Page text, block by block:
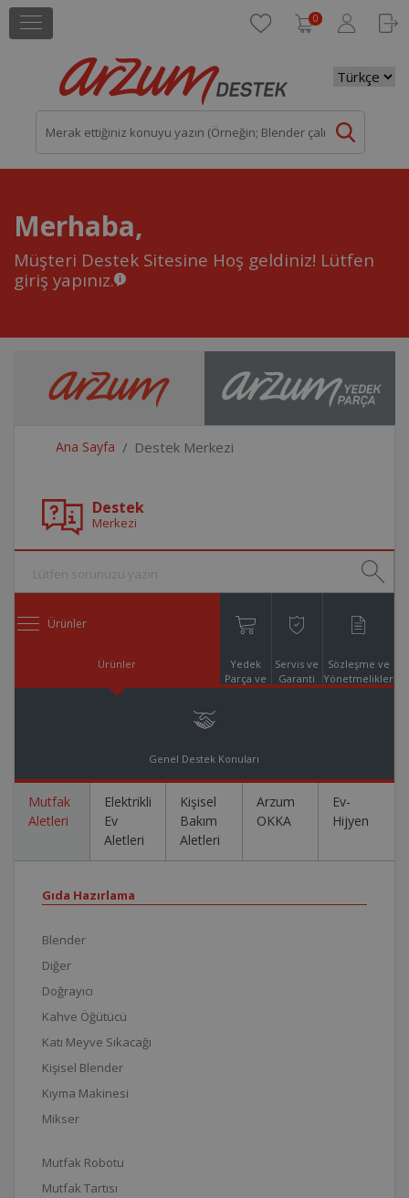
0
Merhaba,
Müşteri Destek Sitesine Hoş geldiniz! Lütfen
giriş yapınız.
Ana Sayfa Destek Merkezi
Destek
Merkezi
Ürünler
Ürünler
Yedek
Parça ve
Servis ve
Garanti
Sözleşme ve
Yönetmelikler
Genel Destek Konuları
Mutfak
Aletleri
Elektrikli
Ev
Aletleri
Kişisel
Bakım
Aletleri
Arzum
OKKA
Ev-
Hijyen
Gıda Hazırlama
Blender
Diğer
Doğrayıcı
Kahve Öğütücü
Katı Meyve Sıkacağı
Kişisel Blender
Kıyma Makinesi
Mikser
Mutfak Robotu
Mutfak Tartısı